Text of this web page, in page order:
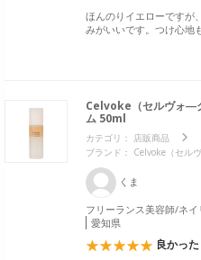
ほんのりイエローですが
みがいいです。つけ心
Celvoke（セルヴォ―
ム 50ml
カテゴリ： 店販商品
ブランド： Celvoke（セル
くま
フリーランス美容師/ネ
愛知県
良かった